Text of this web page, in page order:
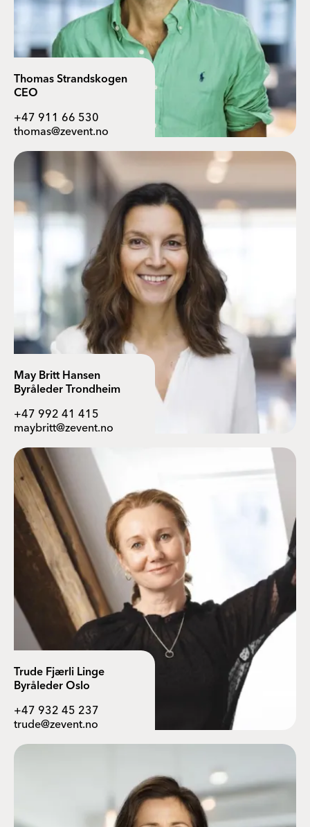
Thomas Strandskogen
CEO
+47 911 66 530
thomas@zevent.no
May Britt Hansen
Byråleder Trondheim
+47 992 41 415
maybritt@zevent.no
Trude Fjærli Linge
Byråleder Oslo
+47 932 45 237
trude@zevent.no